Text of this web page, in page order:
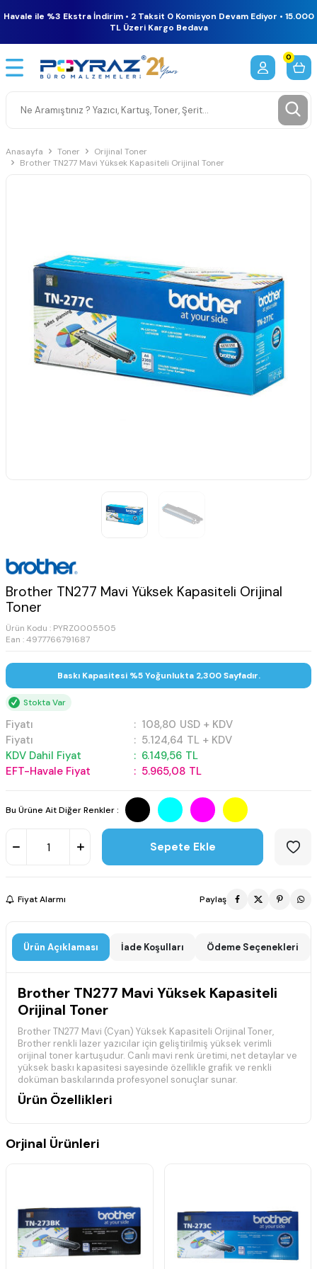
Havale ile %3 Ekstra İndirim • 2 Taksit 0 Komisyon Devam Ediyor • 15.000
TL Üzeri Kargo Bedava
0
Anasayfa Toner
Orijinal Toner
Brother TN277 Mavi Yüksek Kapasiteli Orijinal Toner
Brother TN277 Mavi Yüksek Kapasiteli Orijinal
Toner
Ürün Kodu : PYRZ0005505
Ean : 4977766791687
Baskı Kapasitesi %5 Yoğunlukta 2,300 Sayfadır.
Stokta Var
Fiyatı : 108,80 USD + KDV
Fiyatı
: 5.124,64 TL + KDV
KDV Dahil Fiyat
: 6.149,56 TL
EFT-Havale Fiyat
: 5.965,08 TL
Bu Ürüne Ait Diğer Renkler :
Sepete Ekle
Fiyat Alarmı Paylaş
Ürün Açıklaması İade Koşulları Ödeme Seçenekleri
Brother TN277 Mavi Yüksek Kapasiteli
Orijinal Toner
Brother TN277 Mavi (Cyan) Yüksek Kapasiteli Orijinal Toner,
Brother renkli lazer yazıcılar için geliştirilmiş yüksek verimli
orijinal toner kartuşudur. Canlı mavi renk üretimi, net detaylar ve
yüksek baskı kapasitesi sayesinde özellikle grafik ve renkli
doküman baskılarında profesyonel sonuçlar sunar.
Ürün Özellikleri
Yüksek sayfa verimi ile ekonomik kullanım sunar.
Brother DCP-L3510CDW
Brother DCP-L3517CDW
Brother DCP-L3550CDW
Brother DCP-L3551CDW
Brother HL-L3210CW
Orjinal Ürünleri